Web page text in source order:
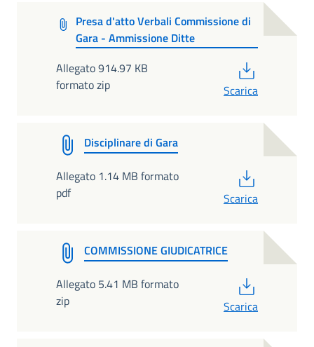
Presa d'atto Verbali Commissione di
Gara - Ammissione Ditte
Allegato 914.97 KB
formato zip
Scarica
Disciplinare di Gara
Allegato 1.14 MB formato
pdf
Scarica
COMMISSIONE GIUDICATRICE
Allegato 5.41 MB formato
zip
Scarica